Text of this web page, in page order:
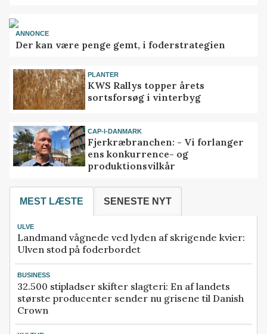
ANNONCE
Der kan være penge gemt, i foderstrategien
PLANTER
KWS Rallys topper årets
sortsforsøg i vinterbyg
CAP-I-DANMARK
Fjerkræbranchen: - Vi forlanger
ens konkurrence- og
produktionsvilkår
MEST LÆSTE SENESTE NYT
ULVE
Landmand vågnede ved lyden af skrigende kvier:
Ulven stod på foderbordet
BUSINESS
32.500 stipladser skifter slagteri: En af landets
største producenter sender nu grisene til Danish
Crown